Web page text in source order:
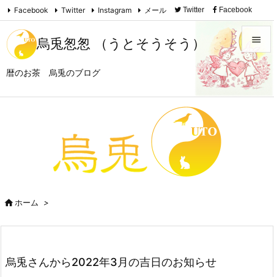
烏兎怱怱 （うとそうそう）
暦のお茶 烏兎のブログ


メニュ

Facebook Twitter Instagram メール Twitter Facebook
Instagram
ホーム >
烏兎さんから2022年3月の吉日のお知らせ